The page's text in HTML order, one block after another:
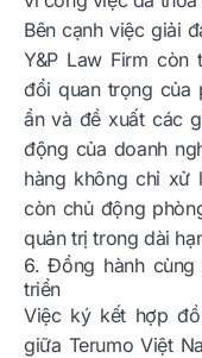
Bên cạnh việc giải
Y&P Law Firm còn
đổi quan trọng của
ẩn và đề xuất các
động của doanh
hàng không chỉ xử
còn chủ động
quản trị trong dài
6. Đồng hành
triển
Việc ký kết hợp
giữa Terumo Việt